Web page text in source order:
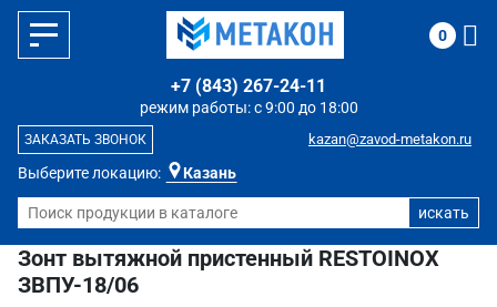
Выберите локацию: Казань
режим работы: с 9:00 до 18:00
+7 (843) 267-24-11
kazan@zavod-metakon.ru
ЗАКАЗАТЬ ЗВОНОК
0
Зонт вытяжной пристенный RESTOINOX
ЗВПУ-18/06